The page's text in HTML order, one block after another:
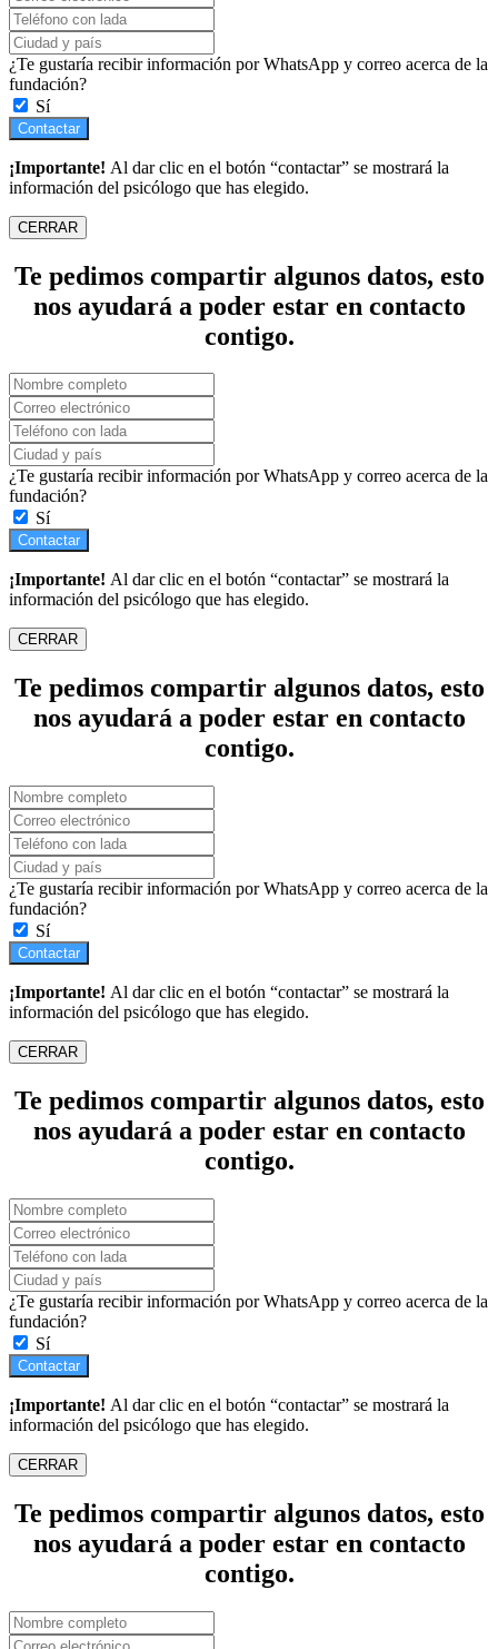
¿Te gustaría recibir información por WhatsApp y correo acerca de la
fundación?
Sí
Contactar
¡Importante! Al dar clic en el botón “contactar” se mostrará la
información del psicólogo que has elegido.
CERRAR
Te pedimos compartir algunos datos, esto
nos ayudará a poder estar en contacto
contigo.
¿Te gustaría recibir información por WhatsApp y correo acerca de la
fundación?
Sí
Contactar
¡Importante! Al dar clic en el botón “contactar” se mostrará la
información del psicólogo que has elegido.
CERRAR
Te pedimos compartir algunos datos, esto
nos ayudará a poder estar en contacto
contigo.
¿Te gustaría recibir información por WhatsApp y correo acerca de la
fundación?
Sí
Contactar
¡Importante! Al dar clic en el botón “contactar” se mostrará la
información del psicólogo que has elegido.
CERRAR
Te pedimos compartir algunos datos, esto
nos ayudará a poder estar en contacto
contigo.
¿Te gustaría recibir información por WhatsApp y correo acerca de la
fundación?
Sí
Contactar
¡Importante! Al dar clic en el botón “contactar” se mostrará la
información del psicólogo que has elegido.
CERRAR
Te pedimos compartir algunos datos, esto
nos ayudará a poder estar en contacto
contigo.